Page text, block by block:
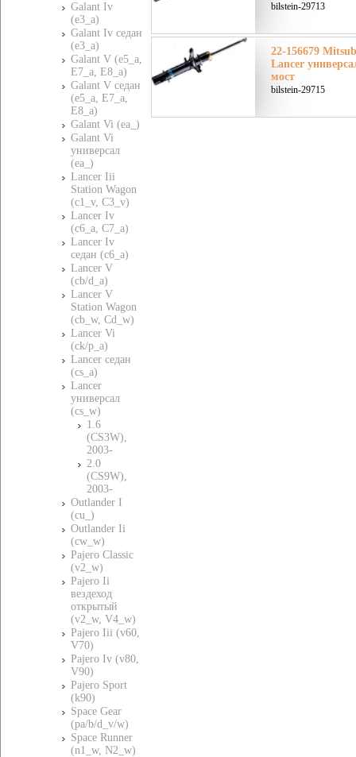
Galant Iv
(e3_a)
Galant Iv седан
(e3_a)
Galant V (e5_a,
E7_a, E8_a)
Galant V седан
(e5_a, E7_a,
E8_a)
Galant Vi (ea_)
Galant Vi
универсал
(ea_)
Lancer Iii
Station Wagon
(c1_v, C3_v)
Lancer Iv
(c6_a, C7_a)
Lancer Iv
седан (c6_a)
Lancer V
(cb/d_a)
Lancer V
Station Wagon
(cb_w, Cd_w)
Lancer Vi
(ck/p_a)
Lancer седан
(cs_a)
Lancer
универсал
(cs_w)
1.6
(CS3W),
2003-
2.0
(CS9W),
2003-
Outlander I
(cu_)
Outlander Ii
(cw_w)
Pajero Classic
(v2_w)
Pajero Ii
вездеход
открытый
(v2_w, V4_w)
Pajero Iii (v60,
V70)
Pajero Iv (v80,
V90)
Pajero Sport
(k90)
Space Gear
(pa/b/d_v/w)
Space Runner
(n1_w, N2_w)
bilstein-29713
22-156679
Lancer
мост
bilstein-29715